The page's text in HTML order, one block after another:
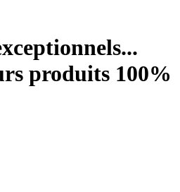
produits 100%